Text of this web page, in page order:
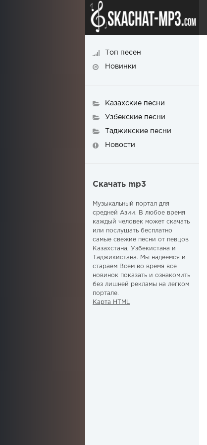
Топ песен
Новинки
Казахские песни
Узбекские песни
Таджикские песни
Новости
Скачать mp3
Музыкальный портал для
средней Азии. В любое время
каждый человек может скачать
или послушать бесплатно
самые свежие песни от певцов
Казахстана, Узбекистана и
Таджикистана. Мы надеемся и
стараем Всем во время все
новинок показать и ознакомить
без лишней рекламы на легком
портале.
Карта HTML